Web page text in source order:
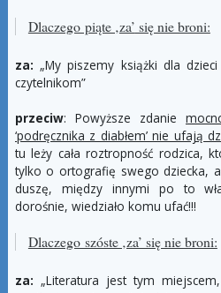
Dlaczego piąte ‚za’ się nie broni:
za: „My piszemy książki dla
czytelnikom”
przeciw: Powyższe zdanie
‘podręcznika z diabłem’ nie ufają
tu leży cała roztropność rodzica,
tylko o ortografię swego dziecka,
duszę, między innymi po to
dorośnie, wiedziało komu ufać!!!
Dlaczego szóste ‚za’ się nie broni:
za: „Literatura jest tym